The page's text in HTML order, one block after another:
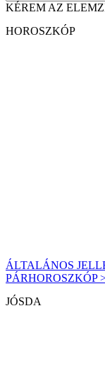
KÉREM AZ
HOROSZKÓP
ÁLTALÁNOS
PÁRHOROSZKÓP
JÓSDA